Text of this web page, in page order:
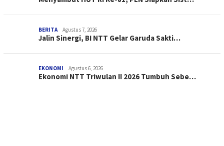
BERITA Agustus 7, 2026
Jalin Sinergi, BI NTT Gelar Garuda Sakti…
EKONOMI Agustus 6, 2026
Ekonomi NTT Triwulan II 2026 Tumbuh Sebe…